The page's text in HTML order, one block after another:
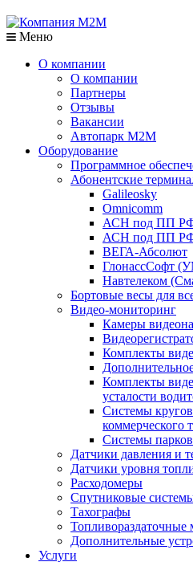
Меню
О компании
О компании
Партнеры
Отзывы
Вакансии
Автопарк М2М
Оборудование
Программное
Абонентские
Galileosky
Omnicomm
АСН под ПП
АСН под ПП
ВЕГА-Абсолют
ГлонассСофт
Навтелеком
Бортовые весы для
Видео-мониторинг
Камеры
Комплекты
Комплекты
усталости
Системы
коммерческого
Системы
Датчики давления и
Датчики уровня
Расходомеры
Спутниковые
Тахографы
Топливораздаточные
Дополнительные
Услуги